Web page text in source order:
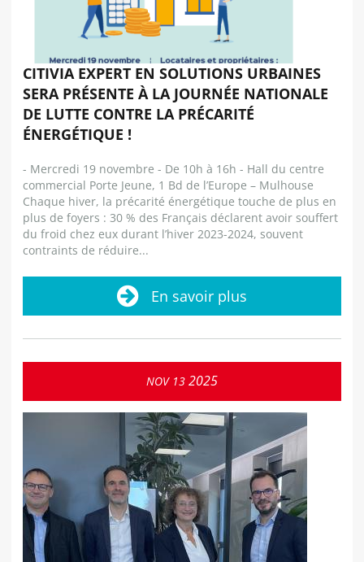
CITIVIA EXPERT EN SOLUTIONS URBAINES
SERA PRÉSENTE À LA JOURNÉE NATIONALE
DE LUTTE CONTRE LA PRÉCARITÉ
ÉNERGÉTIQUE !
- Mercredi 19 novembre - De 10h à 16h - Hall du centre
commercial Porte Jeune, 1 Bd de l’Europe – Mulhouse
Chaque hiver, la précarité énergétique touche de plus en
plus de foyers : 30 % des Français déclarent avoir souffert
du froid chez eux durant l’hiver 2023-2024, souvent
contraints de réduire...
En savoir plus
NOV 13 2025